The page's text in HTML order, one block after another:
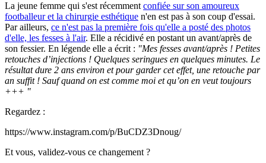
La jeune femme qui s'est récemment confiée sur son amoureux
footballeur et la chirurgie esthétique n'en est pas à son coup d'essai.
Par ailleurs, ce n'est pas la première fois qu'elle a posté des photos
d'elle, les fesses à l'air. Elle a récidivé en postant un avant/après de
son fessier. En légende elle a écrit : "Mes fesses avant/après ! Petites
retouches d’injections ! Quelques seringues en quelques minutes. Le
résultat dure 2 ans environ et pour garder cet effet, une retouche par
an suffit ! Sauf quand on est comme moi et qu’on en veut toujours
+++ "
Regardez :
https://www.instagram.com/p/BuCDZ3Dnoug/
Et vous, validez-vous ce changement ?